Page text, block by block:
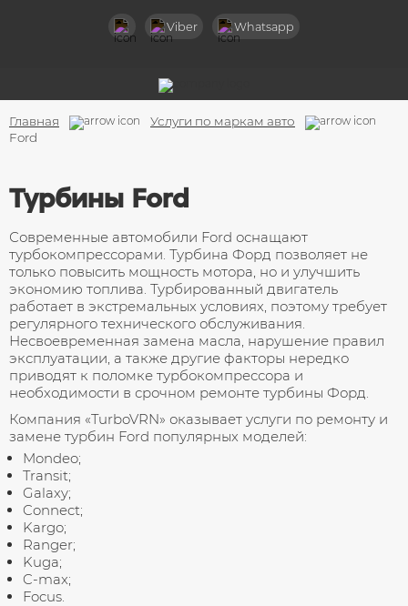
Viber Whatsapp
Диагностика турбин
Чистка турбокомпрессоров
Ремонт турбин легковых авто
Ремонт турбин грузовых авто
Ремонт турбин спецтехники
Ремонт актуаторов турбин
Замена горячей части компрессора
Снятие и установка турбин
Обмен турбины на восстановленную
Ремонт геометрии турбины
Главная
Услуги по маркам авто
Ford
Турбины Ford
Современные автомобили Ford оснащают
турбокомпрессорами. Турбина Форд позволяет не
только повысить мощность мотора, но и улучшить
экономию топлива. Турбированный двигатель
работает в экстремальных условиях, поэтому требует
регулярного технического обслуживания.
Несвоевременная замена масла, нарушение правил
эксплуатации, а также другие факторы нередко
приводят к поломке турбокомпрессора и
необходимости в срочном ремонте турбины Форд.
Компания «TurboVRN» оказывает услуги по ремонту и
замене турбин Ford популярных моделей:
Mondeo;
Transit;
Galaxy;
Connect;
Kargo;
Ranger;
Kuga;
C-max;
Focus.